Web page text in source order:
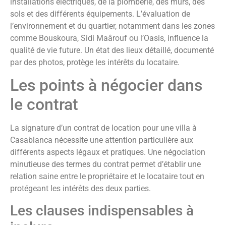
sols et des différents équipements. L’évaluation de
l’environnement et du quartier, notamment dans les zones
comme Bouskoura, Sidi Maârouf ou l’Oasis, influence la
qualité de vie future. Un état des lieux détaillé, documenté
par des photos, protège les intérêts du locataire.
Les points à négocier dans
le contrat
La signature d’un contrat de location pour une villa à
Casablanca nécessite une attention particulière aux
différents aspects légaux et pratiques. Une négociation
minutieuse des termes du contrat permet d’établir une
relation saine entre le propriétaire et le locataire tout en
protégeant les intérêts des deux parties.
Les clauses indispensables à